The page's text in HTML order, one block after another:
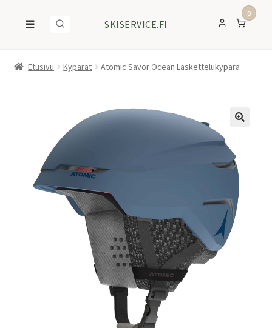
☰ SKISERVICE.FI
0
Etusivu Kypärät Atomic Savor Ocean Laskettelukypärä